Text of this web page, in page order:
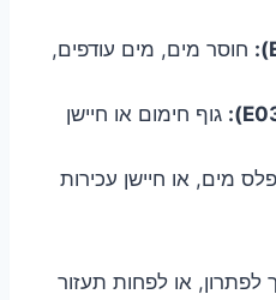
חוסר מים, מים עודפים,
גוף חימום או חיישן
מים, או חיישן עכירות
או לפחות תעזור